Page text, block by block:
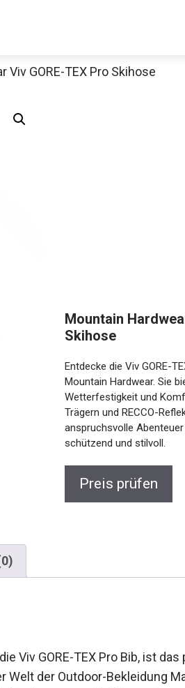
Viv GORE-TEX Pro Skihose
Mountain
Pro Skihose
Entdecke die Viv GORE-
Mountain Hardwear. Sie
Wetterfestigkeit und
Trägern und RECCO-
anspruchsvolle
schützend und stilvoll.
Preis prüfen
Viv GORE-TEX Pro Bib, ist
Welt der Outdoor-Bekleidung
Schaue dir jetzt die